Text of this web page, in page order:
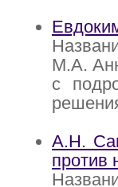
М.А.
с
А.Н.
против